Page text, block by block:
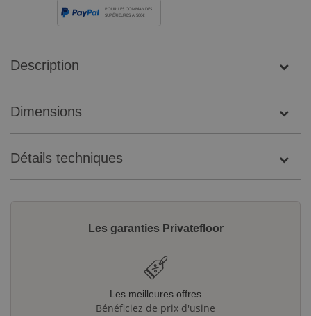
POUR LES COMMANDES
SUPÉRIEURES À 500€
Description
Dimensions
Détails techniques
Les garanties Privatefloor
Les meilleures offres
Bénéficiez de prix d'usine